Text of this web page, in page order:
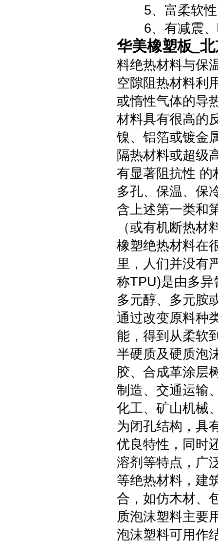
5、富柔软性
6、有减震、
华美橡塑板_
料绝热材料与保
空隙阻热材料利
或惰性气体的导
材料具有很高的
镍、铝箔或镀金
隔热材料或超级
有显著阻抗性 的
多孔、保温、保
含上述第一类和
（或有机断热
橡塑绝热材料在
里，人们并没有
称TPU)是由多
多元醇、多元胺
通过改变原料种
能，得到从柔软
半硬质及硬质泡
胶、合成革涂层
制造、交通运输
化工、矿山机械
为闭孔结构，具
优良特性，同时
溶剂等特点，广
等绝热材料，建
合，如仿木材、
质泡沫塑料主要
泡沫塑料可用作